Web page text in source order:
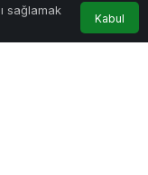
Ipsum, adı
sağlamak
Kabul
Hesabım